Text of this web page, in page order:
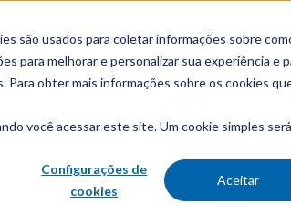
são usados para coletar informações sobre
para melhorar e personalizar sua experiência e
obter mais informações sobre os cookies
você acessar este site. Um cookie simples
Configurações de
cookies
Aceitar